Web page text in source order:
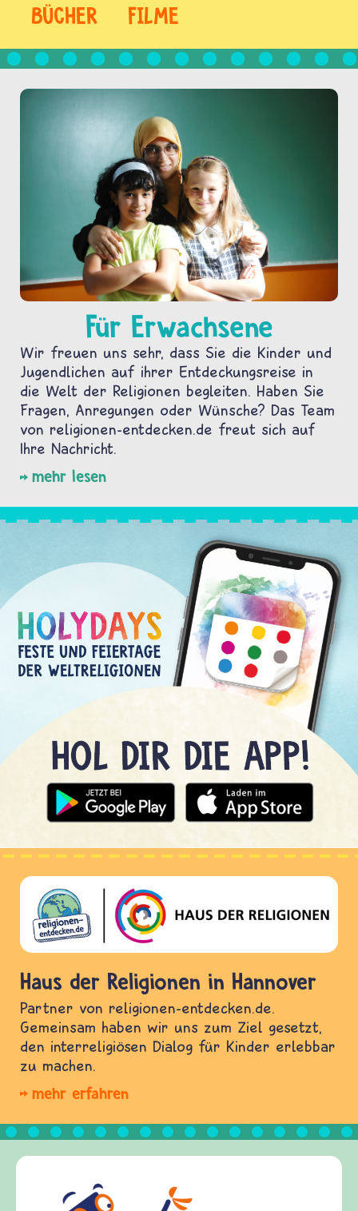
BÜCHER FILME
Für Erwachsene
Wir freuen uns sehr, dass Sie die Kinder und
Jugendlichen auf ihrer Entdeckungsreise in
die Welt der Religionen begleiten. Haben Sie
Fragen, Anregungen oder Wünsche? Das Team
von religionen-entdecken.de freut sich auf
Ihre Nachricht.
mehr lesen
Haus der Religionen in Hannover
Partner von religionen-entdecken.de.
Gemeinsam haben wir uns zum Ziel gesetzt,
den interreligiösen Dialog für Kinder erlebbar
zu machen.
mehr erfahren